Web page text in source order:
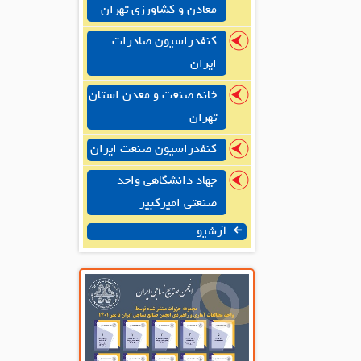
معادن و کشاورزی تهران
کنفدراسیون صادرات
ایران
خانه صنعت و معدن استان
تهران
کنفدراسیون صنعت ایران
جهاد دانشگاهی واحد
صنعتی امیرکبیر
آرشیو